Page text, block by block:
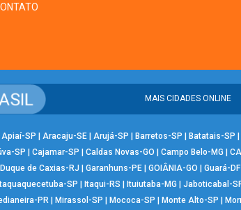
MAIS CIDADES ONLINE
Apiaí-SP | Aracaju-SE| Arujá-SP | Barretos-SP | Batatais-SP |
SP | Cajamar-SP | Caldas Novas-GO | Campo Belo-MG |
Duque de Caxias-RJ | Garanhuns-PE | GOIÂNIA-GO | Guará-DF
SP | Itaqui-RS | Ituiutaba-MG | Jaboticabal-
PR | Mirassol-SP | Mococa-SP | Monte Alto-SP |